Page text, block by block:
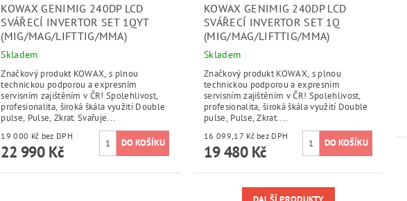
KOWAX GENIMIG 240DP LCD
SVÁŘECÍ INVERTOR SET 1QYT
(MIG/MAG/LIFTTIG/MMA)
Skladem
Značkový produkt KOWAX, s plnou
technickou podporou a expresním
servisním zajištěním v ČR! Spolehlivost,
profesionalita, široká škála využití Double
pulse, Pulse, Zkrat. Svařuje...
19 000 Kč bez DPH
22 990 Kč
KOWAX GENIMIG 240DP LCD
SVÁŘECÍ INVERTOR SET 1Q
(MIG/MAG/LIFTTIG/MMA)
Skladem
Značkový produkt KOWAX, s plnou
technickou podporou a expresním
servisním zajištěním v ČR! Spolehlivost,
profesionalita, široká škála využití Double
pulse, Pulse, Zkrat....
16 099,17 Kč bez DPH
19 480 Kč